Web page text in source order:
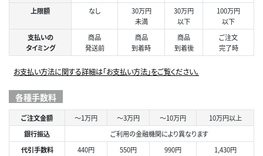
上限額 なし
30万円
未満
30万円
以下
100万円
以下
支払いの
タイミング
商品
発送前
商品
到着時
商品
到着後
ご注文
完了時
お支払い方法に関する詳細は「お支払い方法」をご覧ください。
各種手数料
ご注文金額 ～1万円 ～3万円 ～10万円
10万円以上
銀行振込
ご利用の金融機関により異なります
代引手数料
440円 550円 990円
1,430円